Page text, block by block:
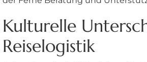
Kulturelle
Reiselogistik